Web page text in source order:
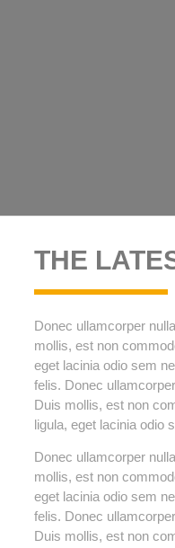
THE
Donec ullamcorper
mollis, est non
eget lacinia odio sem
felis. Donec
Duis mollis, est non
ligula, eget lacinia odio
Donec ullamcorper
mollis, est non
eget lacinia odio sem
felis. Donec
Duis mollis, est non